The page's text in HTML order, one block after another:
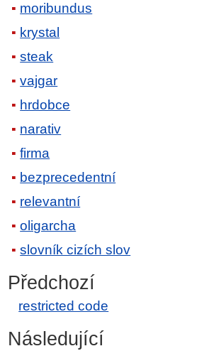
moribundus
krystal
steak
vajgar
hrdobce
narativ
firma
bezprecedentní
relevantní
oligarcha
slovník cizích slov
Předchozí
restricted code
Následující